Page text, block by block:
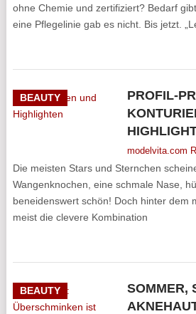
ohne Chemie und zertifiziert? Bedarf
eine Pflegelinie gab es nicht. Bis jetzt.
BEAUTY
PROFIL-
modelvita.com
Die meisten Stars und Sternchen
Wangenknochen, eine schmale Nase,
beneidenswert schön! Doch hinter dem
meist die clevere Kombination
BEAUTY
SOMMER,